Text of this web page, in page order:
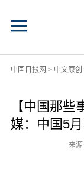
中国日报网 > 中文原创
【中国那
媒：中国5
来源